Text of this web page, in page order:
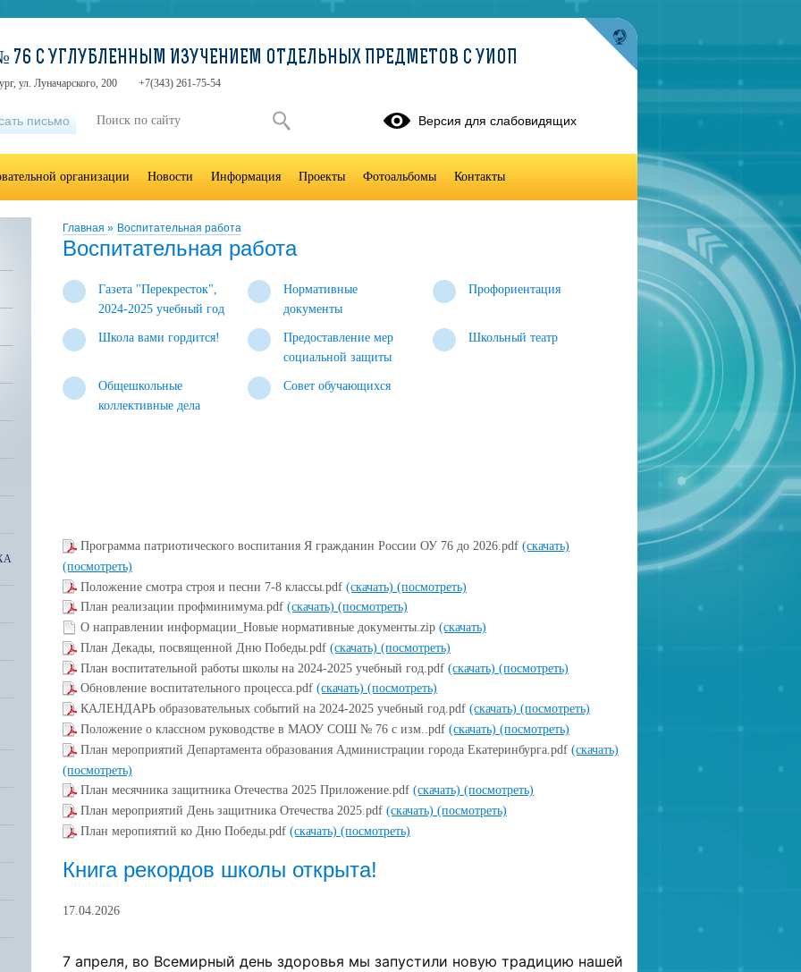
Главная » Воспитательная работа
Воспитательная работа
Газета "Перекресток",
2024-2025 учебный год
Нормативные
документы
Профориентация
Школа вами гордится!
Предоставление мер
социальной защиты
Школьный театр
Общешкольные
коллективные дела
Совет обучающихся
Программа патриотического воспитания Я гражданин России ОУ 76 до 2026.pdf (скачать)
(посмотреть)
Положение смотра строя и песни 7-8 классы.pdf (скачать) (посмотреть)
План реализации профминимума.pdf (скачать) (посмотреть)
О направлении информации_Новые нормативные документы.zip (скачать)
План Декады, посвященной Дню Победы.pdf (скачать) (посмотреть)
План воспитательной работы школы на 2024-2025 учебный год.pdf (скачать) (посмотреть)
Обновление воспитательного процесса.pdf (скачать) (посмотреть)
КАЛЕНДАРЬ образовательных событий на 2024-2025 учебный год.pdf (скачать) (посмотреть)
Положение о классном руководстве в МАОУ СОШ № 76 с изм..pdf (скачать) (посмотреть)
План мероприятий Департамента образования Администрации города Екатеринбурга.pdf (скачать)
(посмотреть)
План месячника защитника Отечества 2025 Приложение.pdf (скачать) (посмотреть)
План мероприятий День защитника Отечества 2025.pdf (скачать) (посмотреть)
План меропиятий ко Дню Победы.pdf (скачать) (посмотреть)
Книга рекордов школы открыта!
17.04.2026
7 апреля, во Всемирный день здоровья мы запустили новую традицию нашей
76 С УГЛУБЛЕННЫМ ИЗУЧЕНИЕМ ОТДЕЛЬНЫХ ПРЕДМЕТОВ С УИОП
ул. Луначарского, 200 +7(343) 261-75-54
письмо Версия для слабовидящих
организации Новости Информация Проекты Фотоальбомы Контакты